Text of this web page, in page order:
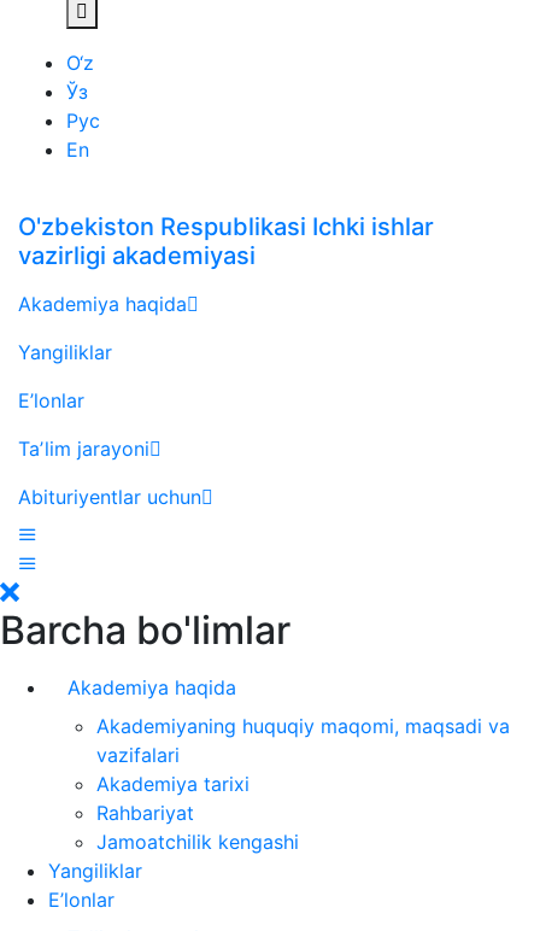
O‘z
Ўз
Рус
En
O'zbekiston Respublikasi Ichki ishlar
vazirligi akademiyasi
Akademiya haqida
Yangiliklar
E’lonlar
Taʼlim jarayoni
Abituriyentlar uchun
Barcha bo'limlar
Akademiya haqida
Akademiyaning huquqiy maqomi, maqsadi va
vazifalari
Akademiya tarixi
Rahbariyat
Jamoatchilik kengashi
Yangiliklar
E’lonlar